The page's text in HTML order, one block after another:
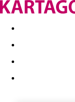
Last minute